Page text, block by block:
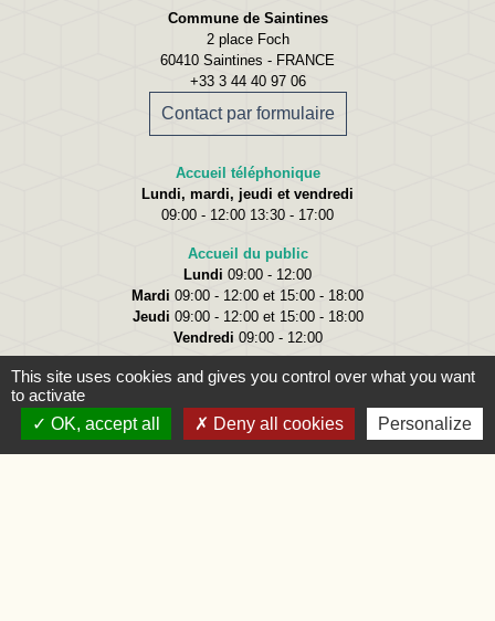
Commune de Saintines
2 place Foch
60410 Saintines - FRANCE
+33 3 44 40 97 06
Contact par formulaire
Accueil téléphonique
Lundi, mardi, jeudi et vendredi
09:00 - 12:00 13:30 - 17:00
Accueil du public
Lundi 09:00 - 12:00
Mardi 09:00 - 12:00 et 15:00 - 18:00
Jeudi 09:00 - 12:00 et 15:00 - 18:00
Vendredi 09:00 - 12:00
This site uses cookies and gives you control over what you want
to activate
OK, accept all
Deny all cookies Personalize